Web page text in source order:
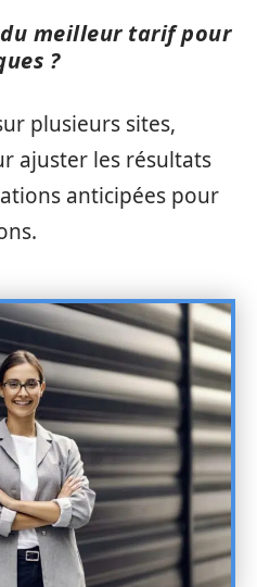
du meilleur tarif pour
?
plusieurs sites,
ajuster les résultats
anticipées pour